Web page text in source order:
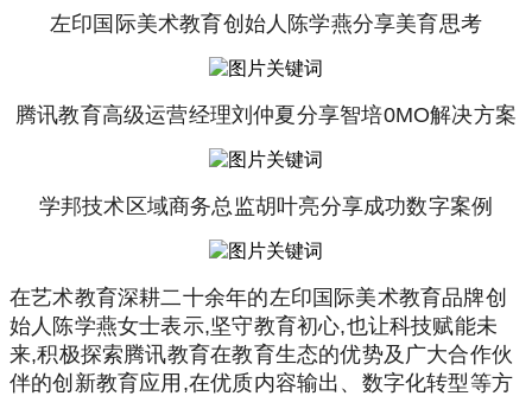
左印国际美术教育创始人陈学燕分享美育思考
腾讯教育高级运营经理刘仲夏分享智培0MO解决方案
学邦技术区域商务总监胡叶亮分享成功数字案例
在艺术教育深耕二十余年的左印国际美术教育品牌创
始人陈学燕女士表示,坚守教育初心,也让科技赋能未
来,积极探索腾讯教育在教育生态的优势及广大合作伙
伴的创新教育应用,在优质内容输出、数字化转型等方